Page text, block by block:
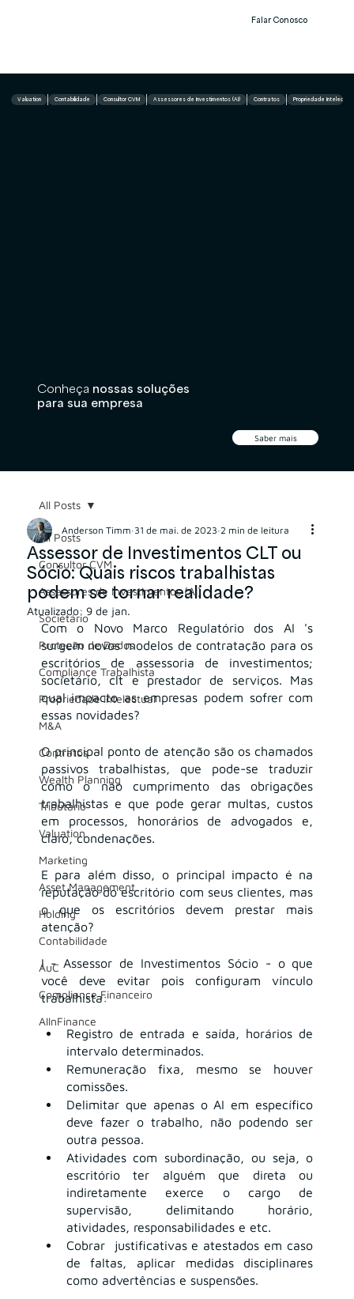
Falar Conosco
Conheça nossas soluções
para sua empresa
Saber mais
Valuation Contabilidade Consultor CVM Assessores de Investimentos (AI) Contratos Propriedade Intelectual
All Posts
Consultor CVM
Assessores de Investimentos (AI)
Societário
Proteção de Dados
Compliance Trabalhista
Propriedade Intelectual
M&A
Contratos
Wealth Planning
Tributário
Valuation
Marketing
Asset Management
Holding
Contabilidade
AuC
Compliance Financeiro
AIInFinance
All Posts
Assessor de Investimentos CLT ou
Sócio: Quais riscos trabalhistas
podem se tornar realidade?
Anderson Timm 31 de mai. de 2023 2 min de leitura
Atualizado: 9 de jan.
Com o Novo Marco Regulatório dos AI 's
surgem novos modelos de contratação para os
escritórios de assessoria de investimentos;
societário, clt e prestador de serviços. Mas
qual impacto as empresas podem sofrer com
essas novidades?
O principal ponto de atenção são os chamados
passivos trabalhistas, que pode-se traduzir
como o não cumprimento das obrigações
trabalhistas e que pode gerar multas, custos
em processos, honorários de advogados e,
claro, condenações.
E para além disso, o principal impacto é na
reputação do escritório com seus clientes, mas
o que os escritórios devem prestar mais
atenção?
I - Assessor de Investimentos Sócio - o que
você deve evitar pois configuram vínculo
trabalhista:
Registro de entrada e saída, horários de
intervalo determinados.
Remuneração fixa, mesmo se houver
comissões.
Delimitar que apenas o AI em específico
deve fazer o trabalho, não podendo ser
outra pessoa.
Atividades com subordinação, ou seja, o
escritório ter alguém que direta ou
indiretamente exerce o cargo de
supervisão, delimitando horário,
atividades, responsabilidades e etc.
Cobrar  justificativas e atestados em caso
de faltas, aplicar medidas disciplinares
como advertências e suspensões.